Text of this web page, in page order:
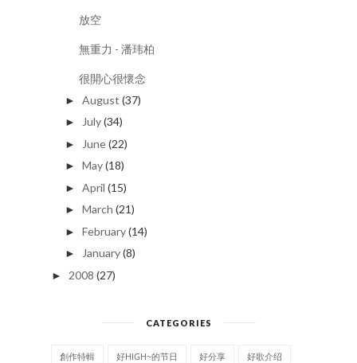
放空
無重力 - 潘玮柏
很開心很懷念
► August (37)
► July(34)
► June(22)
► May(18)
► April (15)
► March (21)
► February(14)
► January(8)
► 2008 (27)
CATEGORIES
創作特輯 好HIGH~的节日 好分享 好歌介绍